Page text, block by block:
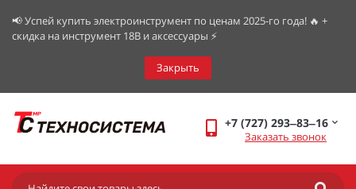
📢 Успей купить электроинструмент по ценам 2025-го года! 🔥 +
скидка на инструмент 18В и аксессуары ⚡️
Закрыть
+7 (727) 293‒83‒16
Заказать звонок